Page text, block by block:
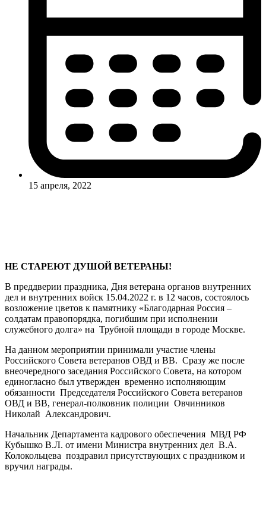
15 апреля, 2022
НЕ СТАРЕЮТ ДУШОЙ ВЕТЕРАНЫ!
В преддверии праздника, Дня ветерана органов внутренних
дел и внутренних войск 15.04.2022 г. в 12 часов, состоялось
возложение цветов к памятнику «Благодарная Россия –
солдатам правопорядка, погибшим при исполнении
служебного долга» на Трубной площади в городе Москве.
На данном мероприятии принимали участие члены
Российского Совета ветеранов ОВД и ВВ. Сразу же после
внеочередного заседания Российского Совета, на котором
единогласно был утвержден временно исполняющим
обязанности Председателя Российского Совета ветеранов
ОВД и ВВ, генерал-полковник полиции Овчинников
Николай Александрович.
Начальник Департамента кадрового обеспечения МВД РФ
Кубышко В.Л. от имени Министра внутренних дел В.А.
Колокольцева поздравил присутствующих с праздником и
вручил награды.